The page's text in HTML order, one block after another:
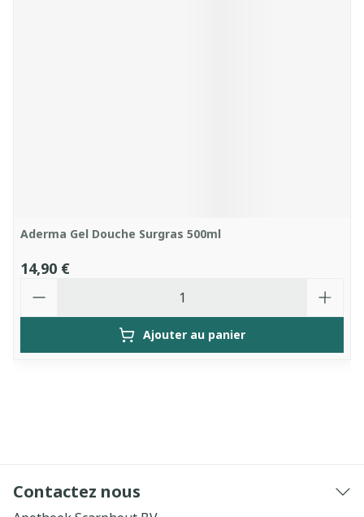
Aderma Gel Douche Surgras 500ml
14,90 €
Ajouter au panier
Contactez nous